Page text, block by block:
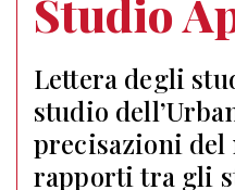
Studio
Lettera degli
studio
precisazioni del
rapporti tra gli